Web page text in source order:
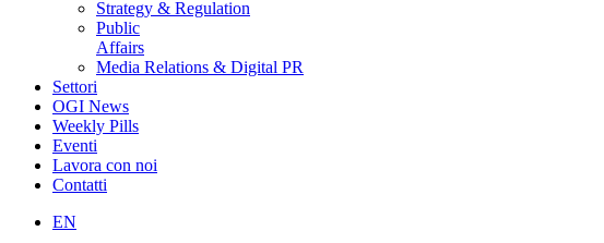
Strategy & Regulation
Public
Affairs
Media Relations & Digital PR
Settori
OGI News
Weekly Pills
Eventi
Lavora con noi
Contatti
EN